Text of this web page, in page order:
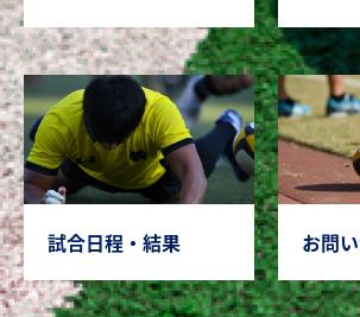
試合日程・結果 お問